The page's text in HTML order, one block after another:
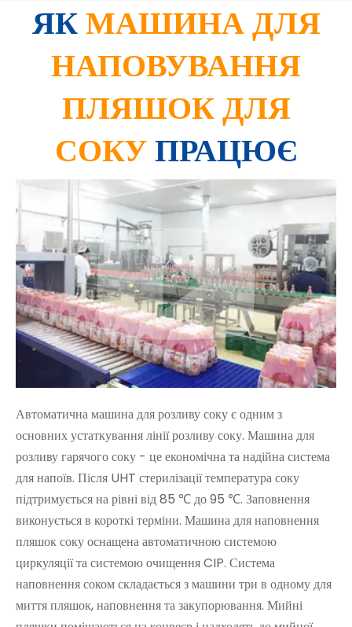
ЯКМАШИНА ДЛЯ
НАПОВУВАННЯ
ПЛЯШОК ДЛЯ
СОКУПРАЦЮЄ
Автоматична машина для розливу соку є одним з
основних устаткування лінії розливу соку. Машина для
розливу гарячого соку - це економічна та надійна система
для напоїв. Після UHT стерилізації температура соку
підтримується на рівні від 85 ℃ до 95 ℃. Заповнення
виконується в короткі терміни. Машина для наповнення
пляшок соку оснащена автоматичною системою
циркуляції та системою очищення CIP. Система
наповнення соком складається з машини три в одному для
миття пляшок, наповнення та закупорювання. Мийні